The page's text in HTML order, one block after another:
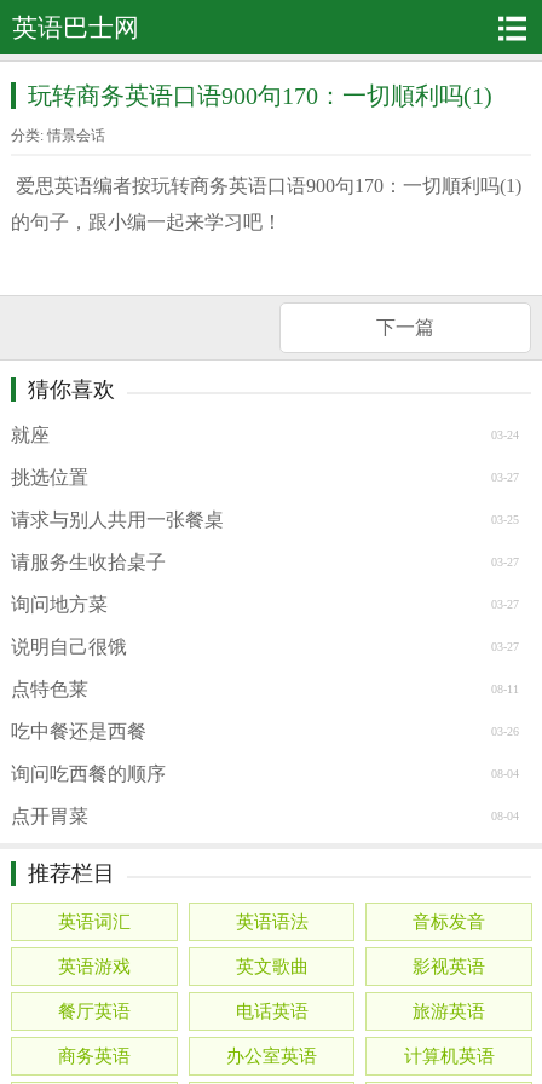
英语巴士网
玩转商务英语口语900句170：一切順利吗(1)
分类: 情景会话
爱思英语编者按玩转商务英语口语900句170：一切順利吗(1)
的句子，跟小编一起来学习吧！
下一篇
猜你喜欢
03-24
就座
03-27
挑选位置
03-25
请求与别人共用一张餐桌
03-27
请服务生收拾桌子
03-27
询问地方菜
03-27
说明自己很饿
08-11
点特色莱
03-26
吃中餐还是西餐
08-04
询问吃西餐的顺序
08-04
点开胃菜
推荐栏目
英语词汇 英语语法 音标发音
英语游戏 英文歌曲 影视英语
餐厅英语 电话英语 旅游英语
商务英语 办公室英语 计算机英语